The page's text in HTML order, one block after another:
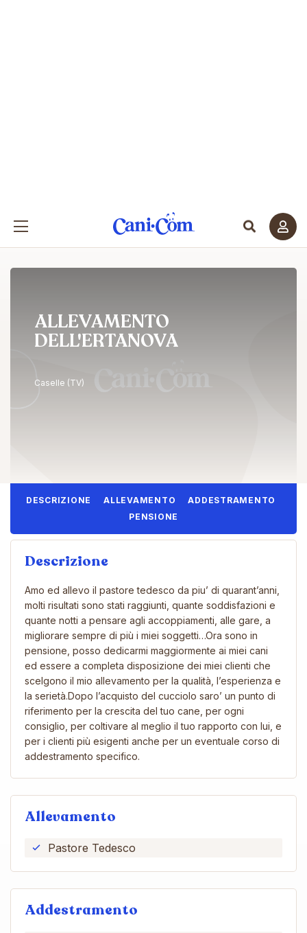
ALLEVAMENTO
DELL'ERTANOVA
Caselle (TV)
DESCRIZIONE ALLEVAMENTO
ADDESTRAMENTO
PENSIONE
Descrizione
Amo ed allevo il pastore tedesco da piu’ di quarant’anni,
molti risultati sono stati raggiunti, quante soddisfazioni e
quante notti a pensare agli accoppiamenti, alle gare, a
migliorare sempre di più i miei soggetti…Ora sono in
pensione, posso dedicarmi maggiormente ai miei cani
ed essere a completa disposizione dei miei clienti che
scelgono il mio allevamento per la qualità, l’esperienza e
la serietà.Dopo l’acquisto del cucciolo saro’ un punto di
riferimento per la crescita del tuo cane, per ogni
consiglio, per coltivare al meglio il tuo rapporto con lui, e
per i clienti più esigenti anche per un eventuale corso di
addestramento specifico.
Allevamento
Pastore Tedesco
Addestramento